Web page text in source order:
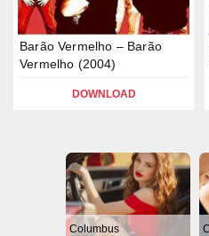
Barão Vermelho – Barão
Vermelho (2004)
DOWNLOAD
Columbus